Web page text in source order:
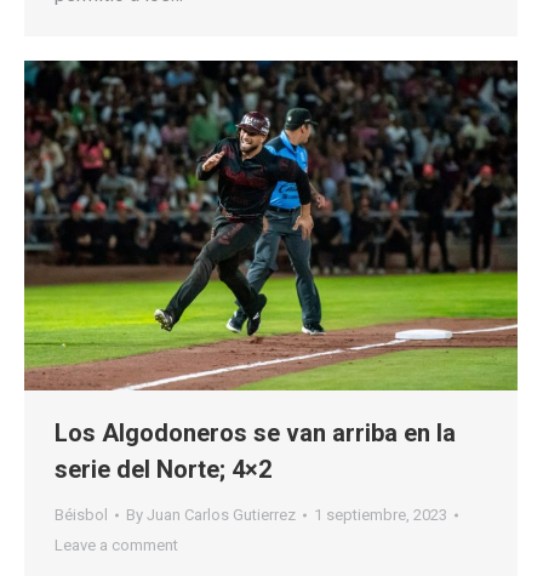
Los Algodoneros se van arriba en la
serie del Norte; 4×2
Béisbol By Juan Carlos Gutierrez
1 septiembre, 2023
Leave a comment